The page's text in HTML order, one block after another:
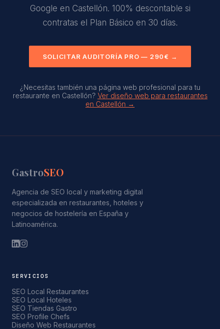
Google en Castellón. 100% descontable si
contratas el Plan Básico en 30 días.
SOLICITAR AUDITORÍA PRO — 290€ →
¿Necesitas también una página web profesional para tu
restaurante en Castellón? Ver diseño web para restaurantes
en Castellón →
GastroSEO
Agencia de SEO local y marketing digital
especializada en restaurantes, hoteles y
negocios de hostelería en España y
Latinoamérica.
SERVICIOS
SEO Local Restaurantes
SEO Local Hoteles
SEO Tiendas Gastro
SEO Profile Chefs
Diseño Web Restaurantes